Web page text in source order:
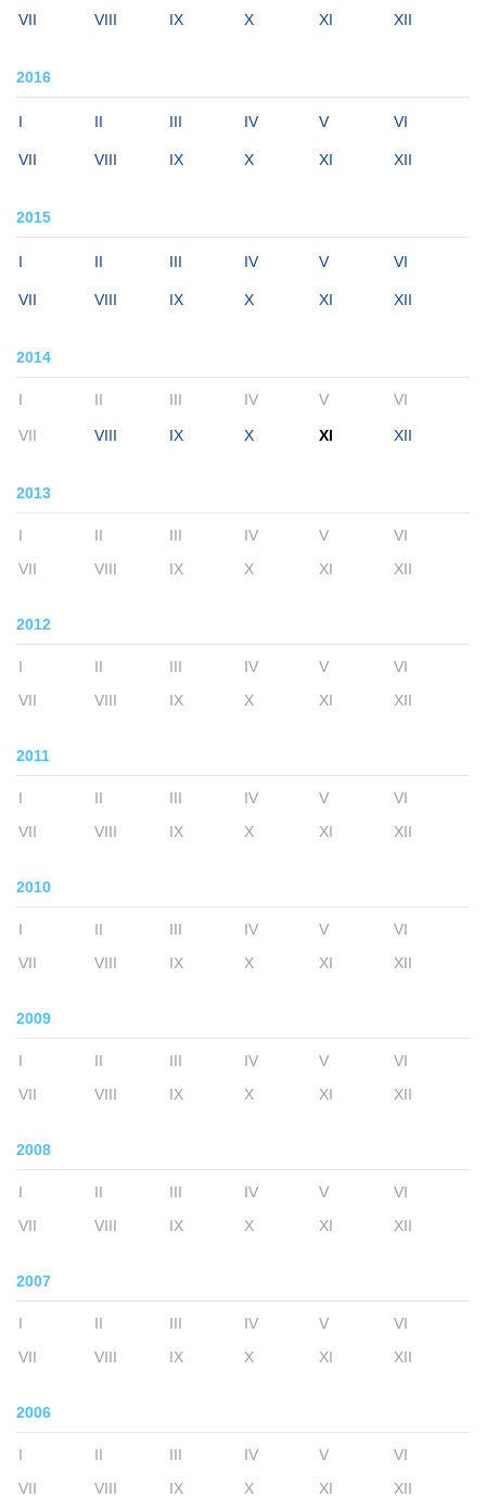
VII VIII IX X XI XII
2016
I II III IV V VI
VII VIII IX X XI XII
2015
I II III IV V VI
VII VIII IX X XI XII
2014
I II III IV V VI
VII VIII IX X XI XII
2013
I II III IV V
VI
VII
VIII IX X XI XII
2012
I II III IV V
VI
VII
VIII IX X XI XII
2011
I II III IV V
VI
VII
VIII IX X XI XII
2010
I II III IV V
VI
VII
VIII IX X XI XII
2009
I II III IV V
VI
VII
VIII IX X XI XII
2008
I II III IV V
VI
VII
VIII IX X XI XII
2007
I II III IV V
VI
VII
VIII IX X XI XII
2006
I II III IV V
VI
VII
VIII IX X XI XII